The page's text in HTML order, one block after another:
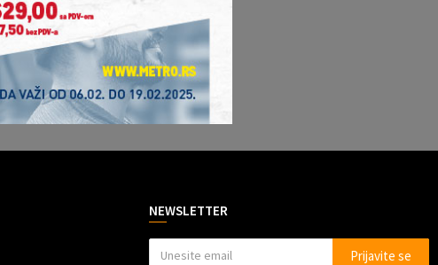
NEWSLETTER
Prijavite se